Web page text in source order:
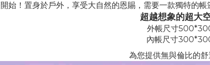
！置身於戶外，享受大自然的恩賜，需要一款獨特的帳
超越想象的超大
外帳尺寸
內帳尺寸
為您提供無與倫比的舒